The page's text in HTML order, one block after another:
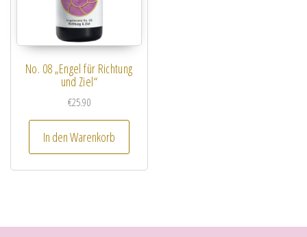
No. 08 „Engel für Richtung
und Ziel“
€25.90
In den Warenkorb